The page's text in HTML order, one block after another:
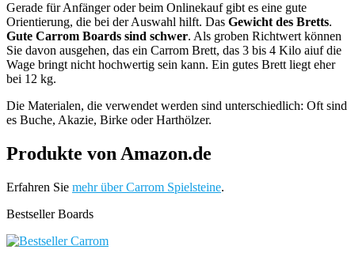
Gerade für Anfänger oder beim Onlinekauf gibt es eine gute
Orientierung, die bei der Auswahl hilft. Das Gewicht des Bretts.
Gute Carrom Boards sind schwer. Als groben Richtwert können
Sie davon ausgehen, das ein Carrom Brett, das 3 bis 4 Kilo aiuf die
Wage bringt nicht hochwertig sein kann. Ein gutes Brett liegt eher
bei 12 kg.
Die Materialen, die verwendet werden sind unterschiedlich: Oft sind
es Buche, Akazie, Birke oder Harthölzer.
Produkte von Amazon.de
Erfahren Sie mehr über Carrom Spielsteine.
Bestseller Boards